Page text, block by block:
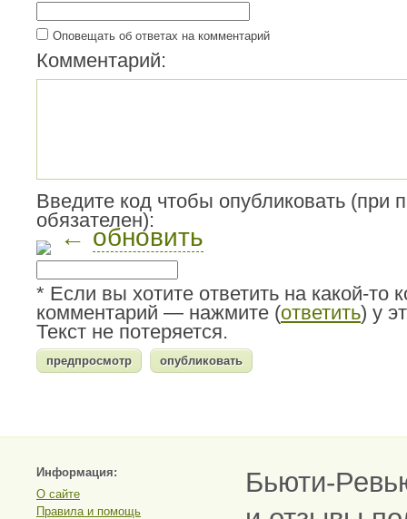
Оповещать об ответах на комментарий
Комментарий:
Введите код чтобы опубликовать (при
обязателен):
← обновить
* Если вы хотите ответить на какой-то
комментарий — нажмите (ответить) у
Текст не потеряется.
Информация:
О сайте
Правила и помощь
Бьюти-